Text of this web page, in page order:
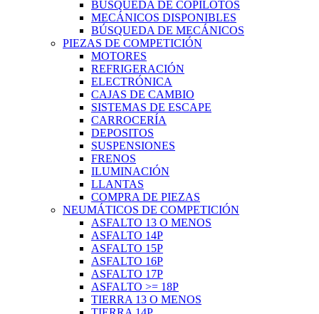
BUSQUEDA DE COPILOTOS
MECÁNICOS DISPONIBLES
BÚSQUEDA DE MECÁNICOS
PIEZAS DE COMPETICIÓN
MOTORES
REFRIGERACIÓN
ELECTRÓNICA
CAJAS DE CAMBIO
SISTEMAS DE ESCAPE
CARROCERÍA
DEPOSITOS
SUSPENSIONES
FRENOS
ILUMINACIÓN
LLANTAS
COMPRA DE PIEZAS
NEUMÁTICOS DE COMPETICIÓN
ASFALTO 13 O MENOS
ASFALTO 14P
ASFALTO 15P
ASFALTO 16P
ASFALTO 17P
ASFALTO >= 18P
TIERRA 13 O MENOS